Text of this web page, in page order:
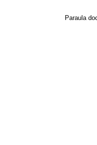
Paraula